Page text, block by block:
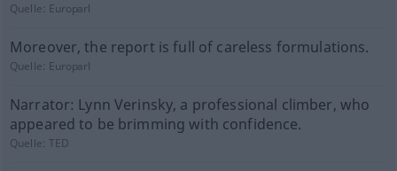
Quelle: Europarl
Moreover, the report is full of careless formulations.
Quelle: Europarl
Narrator: Lynn Verinsky, a professional climber, who
appeared to be brimming with confidence.
Quelle:TED